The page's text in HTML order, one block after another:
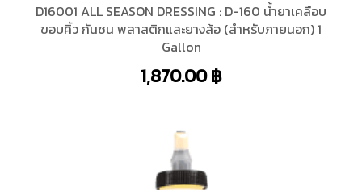
D16001 ALL SEASON DRESSING : D-160 น้ำยาเคลือบ
ขอบคิ้ว กันชน พลาสติกและยางล้อ (สำหรับภายนอก) 1
Gallon
1,870.00฿